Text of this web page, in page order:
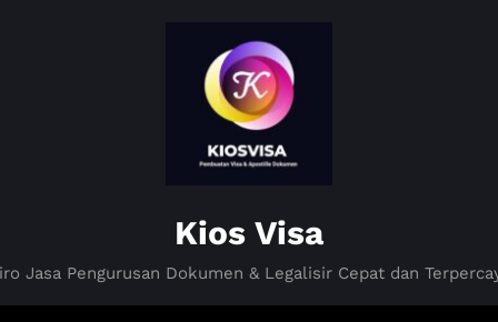
Kios Visa
Jasa Pengurusan Dokumen & Legalisir Cepat dan